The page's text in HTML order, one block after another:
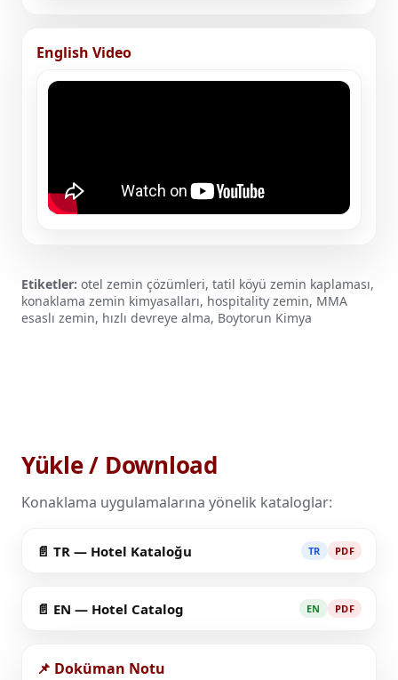
English Video
Etiketler: otel zemin çözümleri, tatil köyü zemin kaplaması,
konaklama zemin kimyasalları, hospitality zemin, MMA
esaslı zemin, hızlı devreye alma, Boytorun Kimya
Yükle / Download
Konaklama uygulamalarına yönelik kataloglar:
📄 TR — Hotel Kataloğu TR PDF
📄 EN — Hotel Catalog EN PDF
📌 Doküman Notu